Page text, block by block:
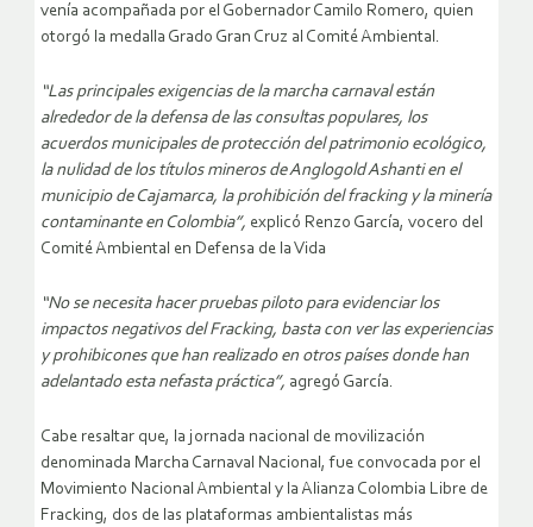
venía acompañada por el Gobernador Camilo Romero, quien
otorgó la medalla Grado Gran Cruz al Comité Ambiental.
“Las principales exigencias de la marcha carnaval están
alrededor de la defensa de las consultas populares, los
acuerdos municipales de protección del patrimonio ecológico,
la nulidad de los títulos mineros de Anglogold Ashanti en el
municipio de Cajamarca, la prohibición del fracking y la minería
contaminante en Colombia”, explicó Renzo García, vocero del
Comité Ambiental en Defensa de la Vida
“No se necesita hacer pruebas piloto para evidenciar los
impactos negativos del Fracking, basta con ver las experiencias
y prohibicones que han realizado en otros países donde han
adelantado esta nefasta práctica”, agregó García.
Cabe resaltar que, la jornada nacional de movilización
denominada Marcha Carnaval Nacional, fue convocada por el
Movimiento Nacional Ambiental y la Alianza Colombia Libre de
Fracking, dos de las plataformas ambientalistas más